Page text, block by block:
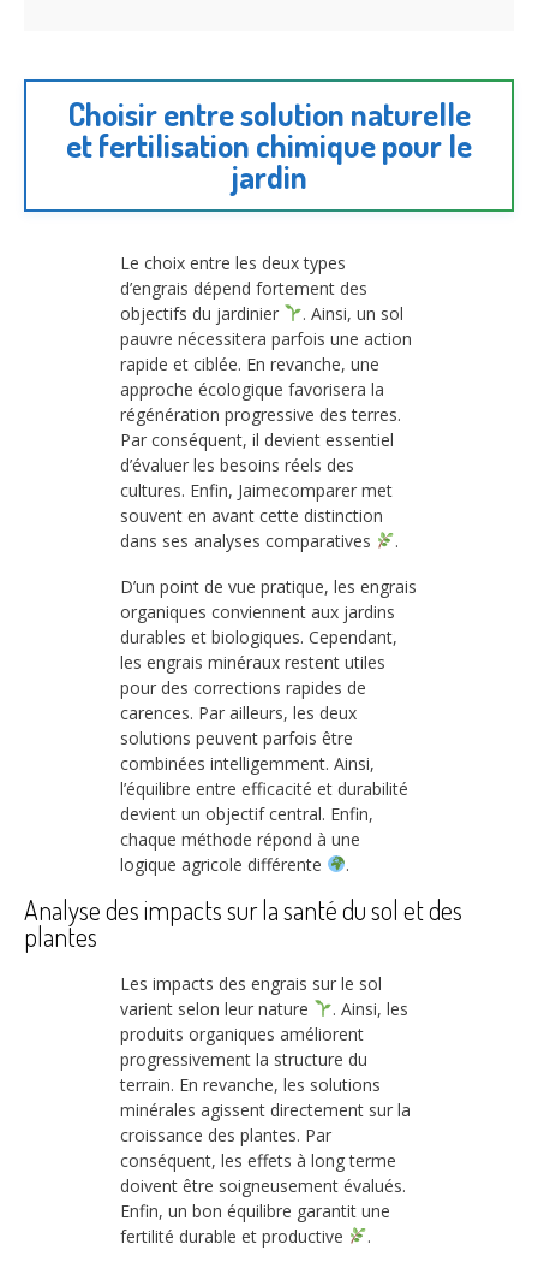
Choisir entre solution naturelle
et fertilisation chimique pour le
jardin
Le choix entre les deux types
d’engrais dépend fortement des
objectifs du jardinier
. Ainsi, un sol
pauvre nécessitera parfois une action
rapide et ciblée. En revanche, une
approche écologique favorisera la
régénération progressive des terres.
Par conséquent, il devient essentiel
d’évaluer les besoins réels des
cultures. Enfin, Jaimecomparer met
souvent en avant cette distinction
dans ses analyses comparatives
.
D’un point de vue pratique, les engrais
organiques conviennent aux jardins
durables et biologiques. Cependant,
les engrais minéraux restent utiles
pour des corrections rapides de
carences. Par ailleurs, les deux
solutions peuvent parfois être
combinées intelligemment. Ainsi,
l’équilibre entre efficacité et durabilité
devient un objectif central. Enfin,
chaque méthode répond à une
logique agricole différente
.
Analyse des impacts sur la santé du sol et des
plantes
Les impacts des engrais sur le sol
varient selon leur nature
. Ainsi, les
produits organiques améliorent
progressivement la structure du
terrain. En revanche, les solutions
minérales agissent directement sur la
croissance des plantes. Par
conséquent, les effets à long terme
doivent être soigneusement évalués.
Enfin, un bon équilibre garantit une
fertilité durable et productive
.